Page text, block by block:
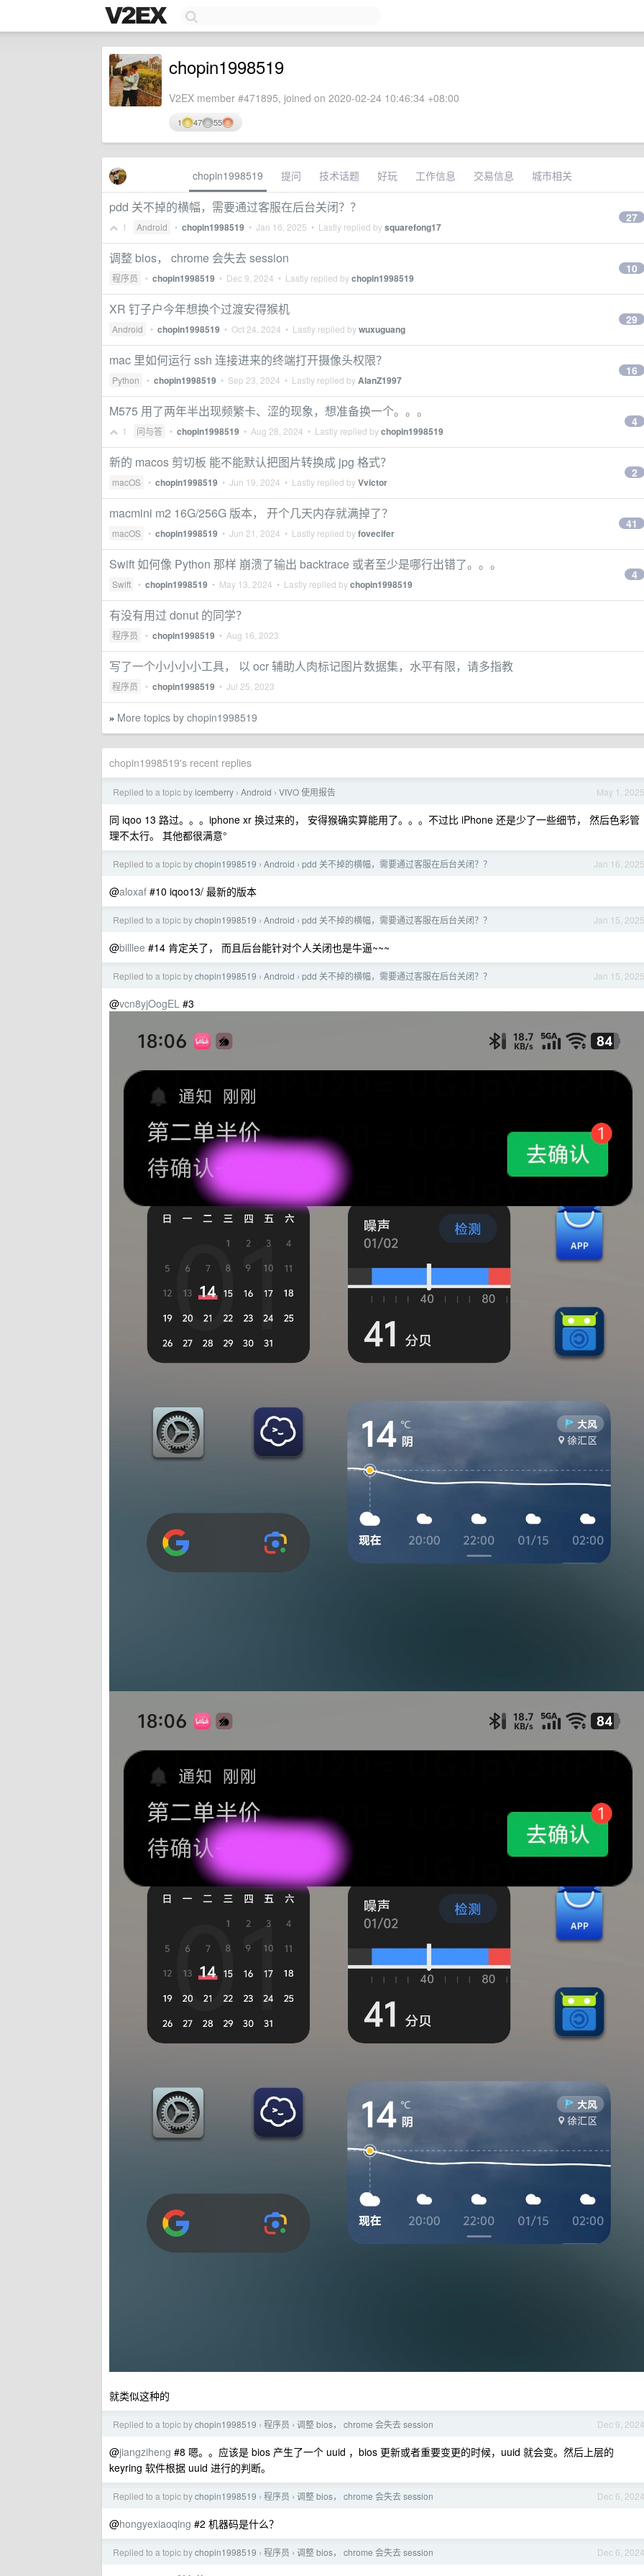
chopin1998519
V2EX member #471895, joined on 2020-02-24 10:46:34 +08:00
1 47 55
chopin1998519 提问 技术话题 好玩 工作信息 交易信息 城市相关
pdd 关不掉的横幅，需要通过客服在后台关闭？？
1 Android • chopin1998519 • Jan 16, 2025 • Lastly replied bysquarefong17
27
调整 bios， chrome 会失去 session
程序员 • chopin1998519 • Dec 9, 2024 • Lastly replied bychopin1998519
10
XR 钉子户今年想换个过渡安得猴机
Android • chopin1998519 • Oct 24, 2024 • Lastly replied bywuxuguang
29
mac 里如何运行 ssh 连接进来的终端打开摄像头权限？
Python • chopin1998519 • Sep 23, 2024 • Lastly replied byAlanZ1997
16
M575 用了两年半出现频繁卡、涩的现象，想准备换一个。。。
1 问与答 • chopin1998519 • Aug 28, 2024 • Lastly replied bychopin1998519
4
新的 macos 剪切板 能不能默认把图片转换成 jpg 格式？
macOS • chopin1998519 • Jun 19, 2024 • Lastly replied byVvictor
2
macmini m2 16G/256G 版本， 开个几天内存就满掉了？
macOS • chopin1998519 • Jun 21, 2024 • Lastly replied byfovecifer
41
Swift 如何像 Python 那样 崩溃了输出 backtrace 或者至少是哪行出错了。。。
Swift • chopin1998519 • May 13, 2024 • Lastly replied bychopin1998519
4
有没有用过 donut 的同学？
程序员 • chopin1998519 • Aug 16, 2023
写了一个小小小小工具， 以 ocr 辅助人肉标记图片数据集，水平有限，请多指教
程序员 • chopin1998519 • Jul 25, 2023
» More topics by chopin1998519
chopin1998519's recent replies
May 1, 2025
Replied to a topic byicemberry › Android › VIVO 使用报告
同 iqoo 13 路过。。。iphone xr 换过来的， 安得猴确实算能用了。。。不过比 iPhone 还是少了一些细节， 然后色彩管
理不太行。 其他都很满意°
Jan 16, 2025
Replied to a topic bychopin1998519 › Android › pdd 关不掉的横幅，需要通过客服在后台关闭？？
@aloxaf #10 iqoo13/ 最新的版本
Jan 15, 2025
Replied to a topic bychopin1998519 › Android › pdd 关不掉的横幅，需要通过客服在后台关闭？？
@billlee #14 肯定关了， 而且后台能针对个人关闭也是牛逼~~~
Jan 15, 2025
Replied to a topic bychopin1998519 › Android › pdd 关不掉的横幅，需要通过客服在后台关闭？？
@vcn8yjOogEL #3
就类似这种的
Dec 9, 2024
Replied to a topic bychopin1998519 › 程序员 › 调整 bios， chrome 会失去 session
@jiangziheng #8 嗯。。应该是 bios 产生了一个 uuid ，bios 更新或者重要变更的时候，uuid 就会变。然后上层的
keyring 软件根据 uuid 进行的判断。
Dec 6, 2024
Replied to a topic bychopin1998519 › 程序员 › 调整 bios， chrome 会失去 session
@hongyexiaoqing #2 机器码是什么？
Dec 6, 2024
Replied to a topic bychopin1998519 › 程序员 › 调整 bios， chrome 会失去 session